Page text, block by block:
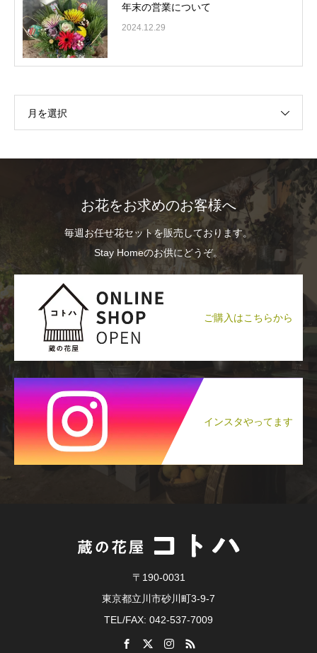
年末の営業について
2024.12.29
月を選択
お花をお求めのお客様へ
毎週お任せ花セットを販売しております。
Stay Homeのお供にどうぞ。
ご購入はこちらから
インスタやってます
〒190-0031
東京都立川市砂川町3-9-7
TEL/FAX: 042-537-7009